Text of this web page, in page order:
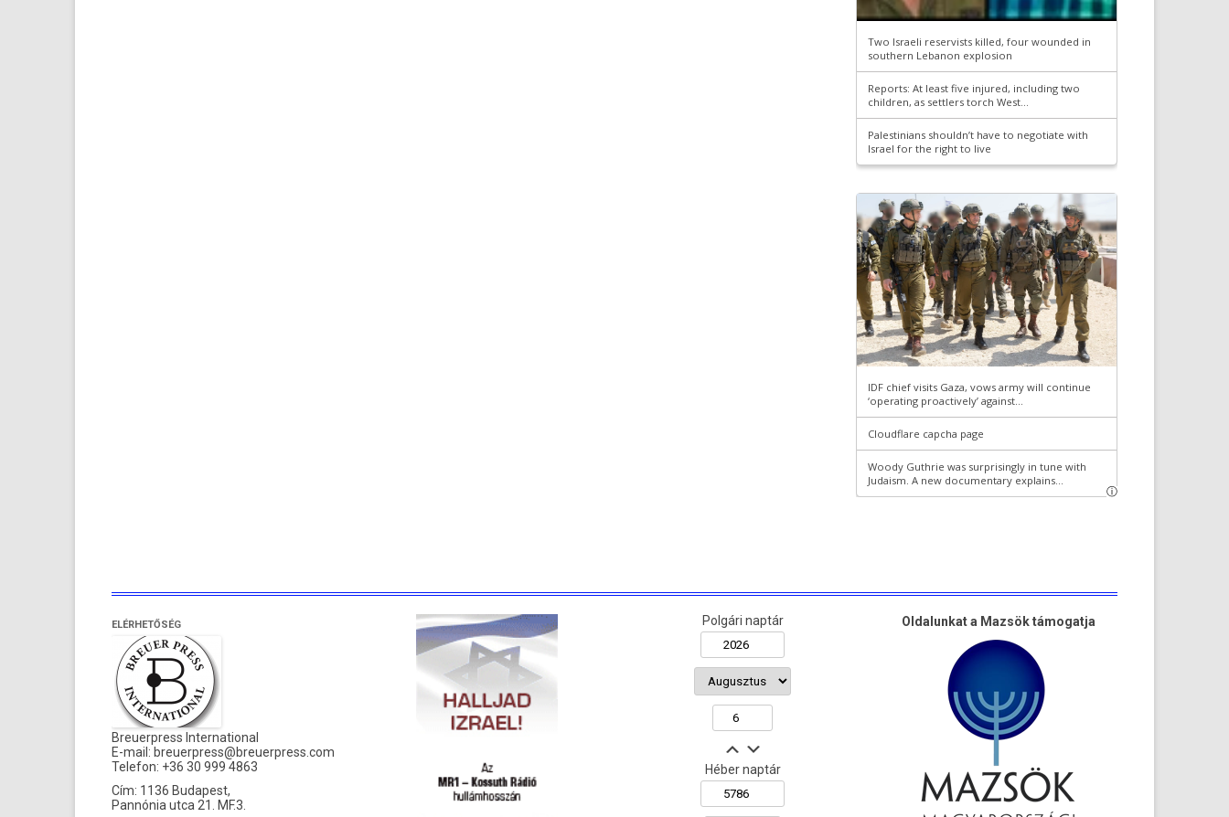
ELÉRHETŐSÉG
Breuerpress International
E-mail: breuerpress@breuerpress.com
Telefon: +36 30 999 4863
Cím: 1136 Budapest,
Pannónia utca 21. MF.3.
Polgári naptár
Héber naptár
Oldalunkat a Mazsök támogatja